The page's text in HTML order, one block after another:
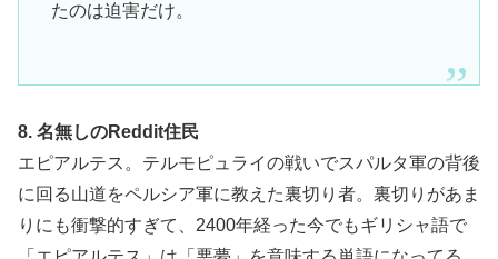
たのは迫害だけ。
8. 名無しのReddit住民
エピアルテス。テルモピュライの戦いでスパルタ軍の背後
に回る山道をペルシア軍に教えた裏切り者。裏切りがあま
りにも衝撃的すぎて、2400年経った今でもギリシャ語で